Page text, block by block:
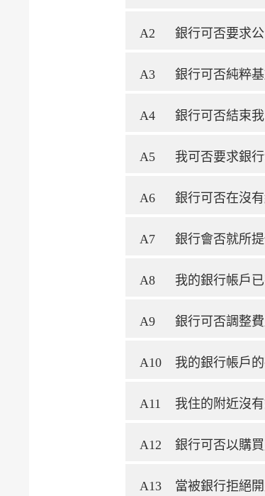
A2 銀行可否要求
A3 銀行可否純粹
A4 銀行可否結束
A5 我可否要求銀
A6 銀行可否在沒
A7 銀行會否就所
A8 我的銀行帳戶
A9 銀行可否調整
A10 我的銀行帳戶
A11 我住的附近沒
A12 銀行可否以購
A13 當被銀行拒絕